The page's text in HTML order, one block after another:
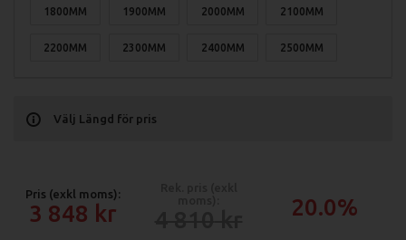
Välj Längd för pris
Pris (exkl moms):
3 848 20.0%
1800MM 1900MM 2000MM 2100MM
2200MM 2300MM 2400MM 2500MM